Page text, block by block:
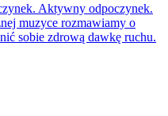
Aktywny odpoczynek.
muzyce rozmawiamy o
sobie zdrową dawkę ruchu.